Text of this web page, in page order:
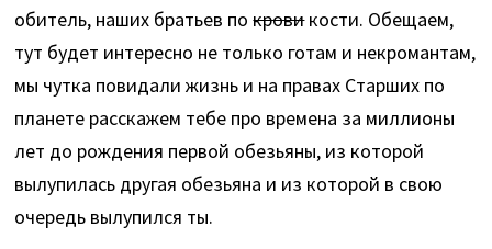
обитель, наших братьев покровикости. Обещаем,
тут будет интересно не только готам и некромантам,
мы чутка повидали жизнь и на правах Старших по
планете расскажем тебе про времена за миллионы
лет до рождения первой обезьяны, из которой
вылупилась другая обезьяна и из которой в свою
очередь вылупился ты.